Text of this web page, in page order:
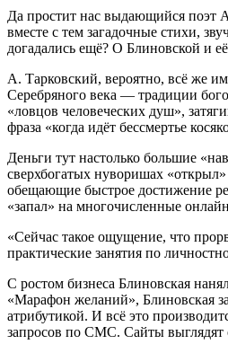
Да простит нас выдающийся поэт
вместе с тем загадочные стихи,
догадались ещё? О Блиновской и
А. Тарковский, вероятно, всё же
Серебряного века — традиции
«ловцов человеческих душ»,
фраза «когда идёт бессмертье
Деньги тут настолько большие
сверхбогатых нуворишах
обещающие быстрое достижение
«запал» на многочисленные
«Сейчас такое ощущение, что
практические занятия по
С ростом бизнеса Блиновская
«Марафон желаний», Блиновская
атрибутикой. И всё это
запросов по СМС. Сайты выглядят